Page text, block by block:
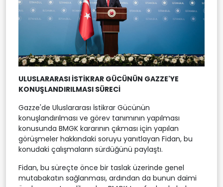
ULUSLARARASI İSTİKRAR GÜCÜNÜN GAZZE'YE
KONUŞLANDIRILMASI SÜRECİ
Gazze'de Uluslararası İstikrar Gücünün
konuşlandırılması ve görev tanımının yapılması
konusunda BMGK kararının çıkması için yapılan
görüşmeler hakkındaki soruyu yanıtlayan Fidan, bu
konudaki çalışmaların sürdüğünü paylaştı.
Fidan, bu süreçte önce bir taslak üzerinde genel
mutabakatın sağlanması, ardından da bunun daimi